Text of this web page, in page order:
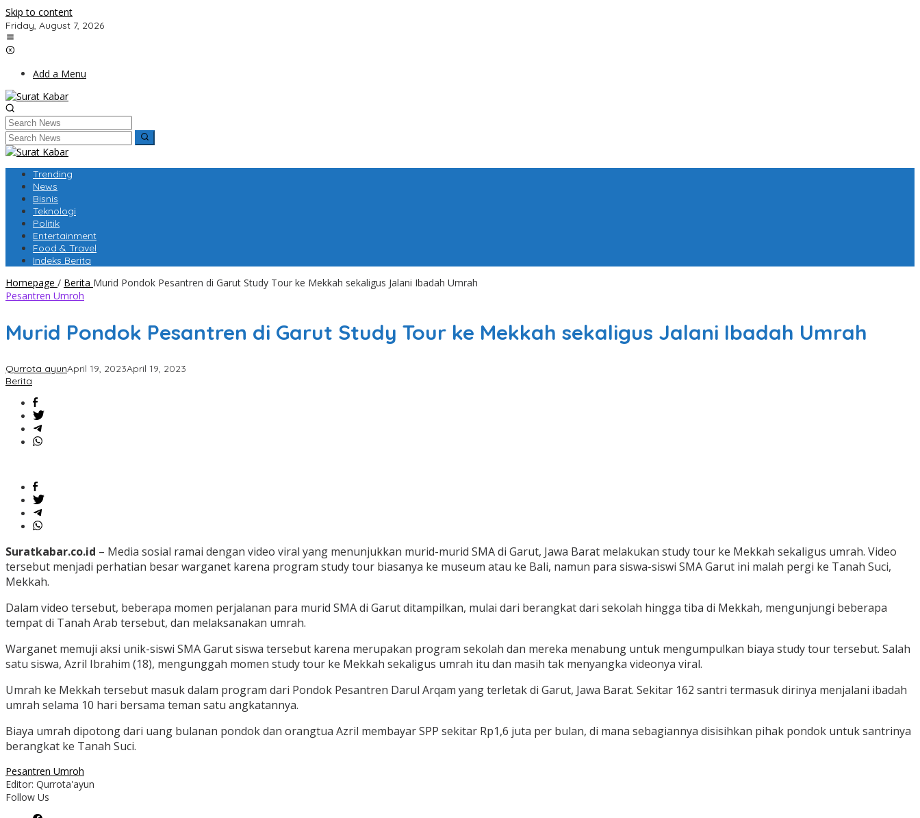
Skip to content
Friday, August 7, 2026
Add a Menu
Trending
News
Bisnis
Teknologi
Politik
Entertainment
Food & Travel
Indeks Berita
Homepage / Berita Murid Pondok Pesantren di Garut Study Tour ke Mekkah sekaligus Jalani Ibadah Umrah
Pesantren Umroh
Murid Pondok Pesantren di Garut Study Tour ke Mekkah sekaligus Jalani Ibadah Umrah
Qurrota ayunApril 19, 2023April 19, 2023
Berita
Suratkabar.co.id – Media sosial ramai dengan video viral yang menunjukkan murid-murid SMA di Garut, Jawa Barat melakukan study tour ke Mekkah sekaligus umrah. Video
tersebut menjadi perhatian besar warganet karena program study tour biasanya ke museum atau ke Bali, namun para siswa-siswi SMA Garut ini malah pergi ke Tanah Suci,
Mekkah.
Dalam video tersebut, beberapa momen perjalanan para murid SMA di Garut ditampilkan, mulai dari berangkat dari sekolah hingga tiba di Mekkah, mengunjungi beberapa
tempat di Tanah Arab tersebut, dan melaksanakan umrah.
Warganet memuji aksi unik-siswi SMA Garut siswa tersebut karena merupakan program sekolah dan mereka menabung untuk mengumpulkan biaya study tour tersebut. Salah
satu siswa, Azril Ibrahim (18), mengunggah momen study tour ke Mekkah sekaligus umrah itu dan masih tak menyangka videonya viral.
Umrah ke Mekkah tersebut masuk dalam program dari Pondok Pesantren Darul Arqam yang terletak di Garut, Jawa Barat. Sekitar 162 santri termasuk dirinya menjalani ibadah
umrah selama 10 hari bersama teman satu angkatannya.
Biaya umrah dipotong dari uang bulanan pondok dan orangtua Azril membayar SPP sekitar Rp1,6 juta per bulan, di mana sebagiannya disisihkan pihak pondok untuk santrinya
berangkat ke Tanah Suci.
Pesantren Umroh
Editor: Qurrota'ayun
Follow Us